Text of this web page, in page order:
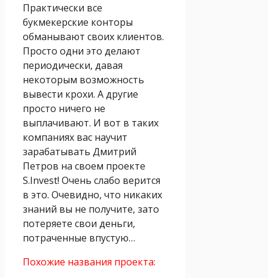
Практически все
букмекерские конторы
обманывают своих клиентов.
Просто одни это делают
периодически, давая
некоторым возможность
вывести крохи. А другие
просто ничего не
выплачивают. И вот в таких
компаниях вас научит
зарабатывать Дмитрий
Петров на своем проекте
S.Invest! Очень слабо верится
в это. Очевидно, что никаких
знаний вы не получите, зато
потеряете свои деньги,
потраченные впустую…
Похожие названия проекта: